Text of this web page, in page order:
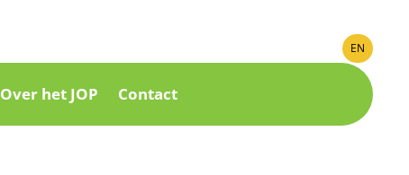
EN
Over het JOP Contact